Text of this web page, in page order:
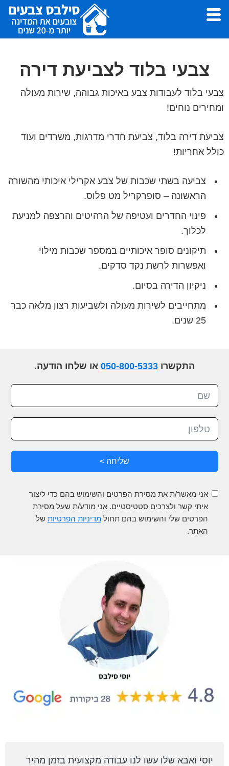
Skip
main
Skip
footer
סילבס
דירה,
-
צבעי בלוד לצביעת דירה
צבעי בלוד לעבודות צבע באיכות גבוהה, שירות מעולה
ומחירים נוחים!
צביעת דירה בלוד, צביעת חדרי מדרגות, משרדים ועוד
כולל אחריות!
צביעה בשתי שכבות של צבע אקרילי איכותי מהשורה
הראשונה – סופרקריל מט פלוס.
פינוי החדרים ועטיפה של הרהיטים והרצפה למניעת
לכלוך.
תיקונים סופר איכותיים במספר שכבות מילוי
ואפשרות לרשת נקד סדקים.
ניקיון הדירה בסיום.
מתחייבים לשירות מעולה ולשביעות רצון מלאה כבר
25 שנים.
התקשרו 050-800-5333 או שלחו הודעה.
שליחה >
אני מאשר/ת את מסירת הפרטים והשימוש בהם כדי ליצור
איתי קשר ולצרכים סטטיסטיים. אני מודע/ת שעל מסירת
הפרטים שלי והשימוש בהם תחולמדיניות הפרטיות של
האתר.
יוסי ואבא שלו עשו לנו עבודה מקצועית בזמן מהיר